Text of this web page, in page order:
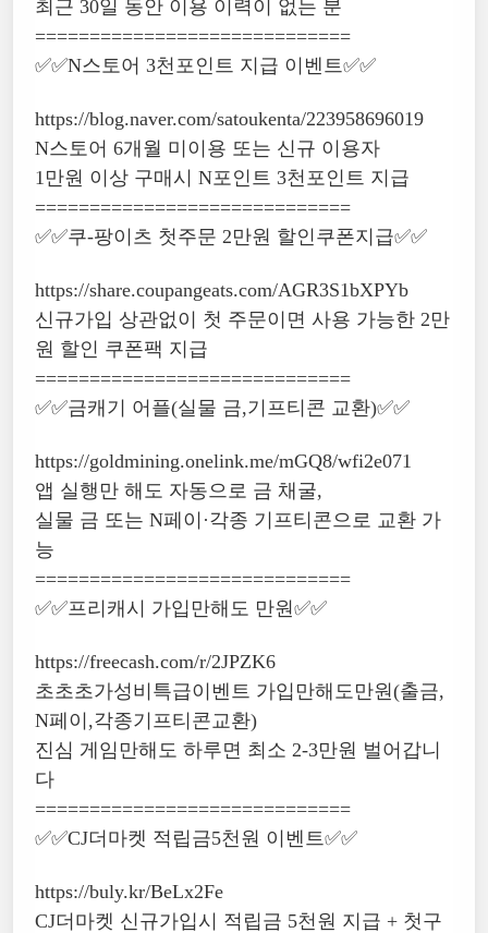
최근 30일 동안 이용 이력이 없는 분
=============================
✅✅N스토어 3천포인트 지급 이벤트✅✅
https://blog.naver.com/satoukenta/223958696019
N스토어 6개월 미이용 또는 신규 이용자
1만원 이상 구매시 N포인트 3천포인트 지급
=============================
✅✅쿠-팡이츠 첫주문 2만원 할인쿠폰지급✅✅
https://share.coupangeats.com/AGR3S1bXPYb
신규가입 상관없이 첫 주문이면 사용 가능한 2만
원 할인 쿠폰팩 지급
=============================
✅✅금캐기 어플(실물 금,기프티콘 교환)✅✅
https://goldmining.onelink.me/mGQ8/wfi2e071
앱 실행만 해도 자동으로 금 채굴,
실물 금 또는 N페이·각종 기프티콘으로 교환 가
능
=============================
✅✅프리캐시 가입만해도 만원✅✅
https://freecash.com/r/2JPZK6
초초초가성비특급이벤트 가입만해도만원(출금,
N페이,각종기프티콘교환)
진심 게임만해도 하루면 최소 2-3만원 벌어갑니
다
=============================
✅✅CJ더마켓 적립금5천원 이벤트✅✅
https://buly.kr/BeLx2Fe
CJ더마켓 신규가입시 적립금 5천원 지급 + 첫구